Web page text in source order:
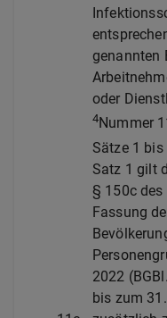
genannten
oder
4 Nummer
Sätze 1
Satz 1 gilt
§ 150c des
Fassung
2022
bis zum